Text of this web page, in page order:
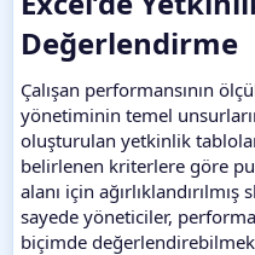
Değerlendirme​
Çalışan performansının
yönetiminin temel
oluşturulan yetkinlik
belirlenen kriterlere göre
alanı için
sayede yöneticiler,
biçimde